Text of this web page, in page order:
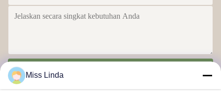
Miss Linda